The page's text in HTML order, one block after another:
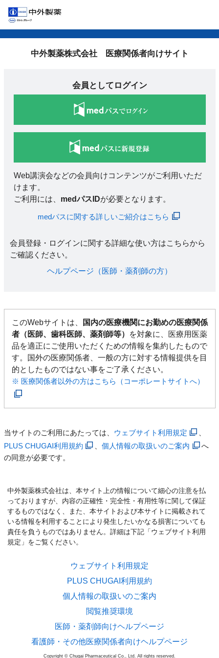
中外製薬株式会社 医療関係者向けサイト
会員としてログイン
Web講演会などの会員向けコンテンツがご利用いただ
けます。
ご利用には、 medパスIDが必要となります。
medパスに関する詳しいご紹介はこちら
会員登録・ログインに関する詳細な使い方はこちらから
ご確認ください。​
ヘルプページ（医師・薬剤師の方）​
このWebサイトは、
国内の医療機関にお勤めの医療関係
者（医師、歯科医師、薬剤師等）
を対象に、医療用医薬
品を適正にご使用いただくための情報を集約したもので
す。国外の医療関係者、一般の方に対する情報提供を目
的としたものではない事をご了承ください。
※ 医療関係者以外の方はこちら（コーポレートサイトへ）
当サイトのご利用にあたっては、 ウェブサイト利用規定
PLUS CHUGAI利用規約
、個人情報の取扱いのご案内
へ
の同意が必要です。
中外製薬株式会社は、本サイト上の情報について細心の注意を払
っておりますが、内容の正確性・完全性・有用性等に関して保証
するものではなく、また、本サイトおよび本サイトに掲載されて
いる情報を利用することにより発生したいかなる損害についても
責任を負うものではありません。詳細は下記「ウェブサイト利用
規定」をご覧ください。
ウェブサイト利用規定
PLUS CHUGAI利用規約
個人情報の取扱いのご案内
閲覧推奨環境
医師・薬剤師向けヘルプページ
看護師・その他医療関係者向けヘルプページ
Copyright © Chugai Pharmaceutical Co., Ltd. All rights reserved.